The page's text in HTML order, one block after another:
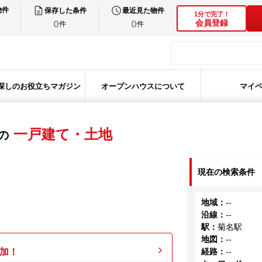
件 保存した条件
0件
最近見た物件
0件
1分で完了！
会員登録
しのお役立ちマガジン オープンハウスについて マイ
一戸建て・土地
！
現在の検索条件
地域 ：--
沿線 ：--
駅 ：菊名駅
地図 ：--
経路 ：--